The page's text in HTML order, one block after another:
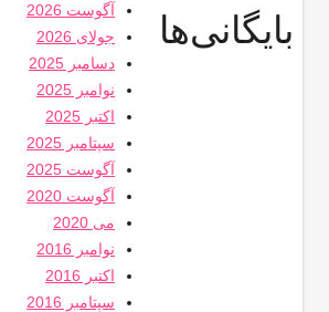
بایگانی‌ها
آگوست 2026
جولای 2026
دسامبر 2025
نوامبر 2025
اکتبر 2025
سپتامبر 2025
آگوست 2025
آگوست 2020
می 2020
نوامبر 2016
اکتبر 2016
سپتامبر 2016